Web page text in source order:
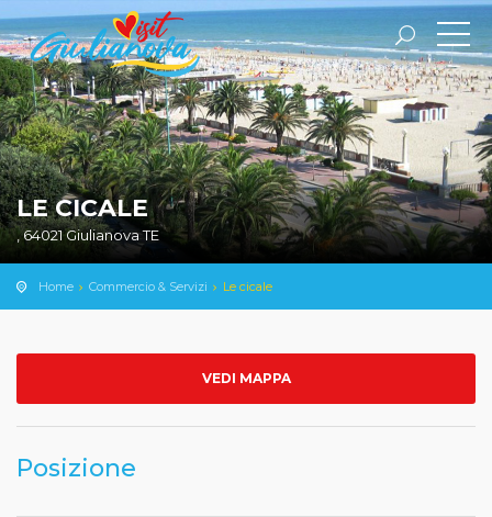
LE CICALE
, 64021 Giulianova TE
Home Commercio & Servizi Le cicale
VEDI MAPPA
Posizione